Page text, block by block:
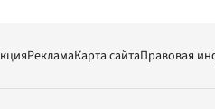
РекламаКарта сайтаПравовая